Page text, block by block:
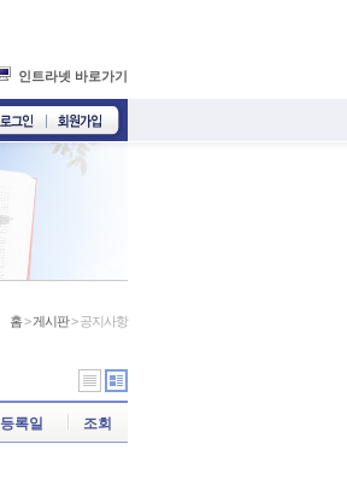
인트라넷 바로가기
홈>게시판> 공지사항
등록일 조회